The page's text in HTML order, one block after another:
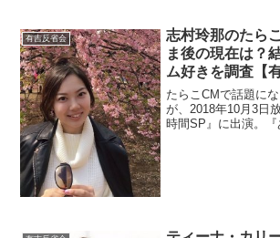
有吉反省会
志村玲那のたら
ま後の現在は？
ム好きを調査【
たらこCMで話題に
が、2018年10月3日
時間SP』に出演。『